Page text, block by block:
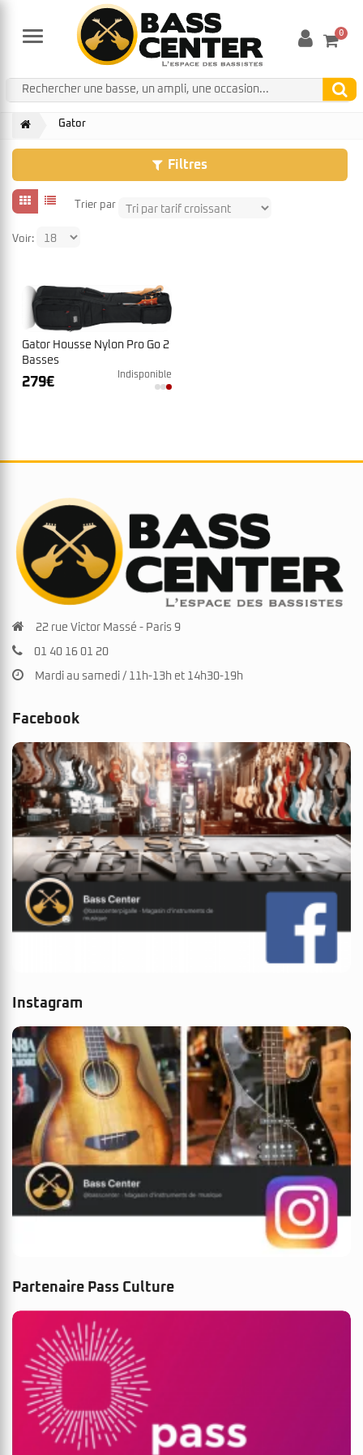
Menu 0
Gator
Filtres
Trier par
Voir:
Gator Housse Nylon Pro Go 2
Basses
279€ Indisponible
22 rue Victor Massé - Paris 9
01 40 16 01 20
Mardi au samedi / 11h-13h et 14h30-19h
Facebook
Instagram
Partenaire Pass Culture